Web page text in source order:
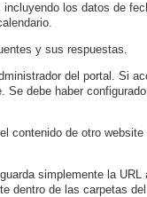
los datos de
y sus respuestas.
del portal. Si
Se debe haber
contenido de otro website
simplemente la URL
dentro de las carpetas